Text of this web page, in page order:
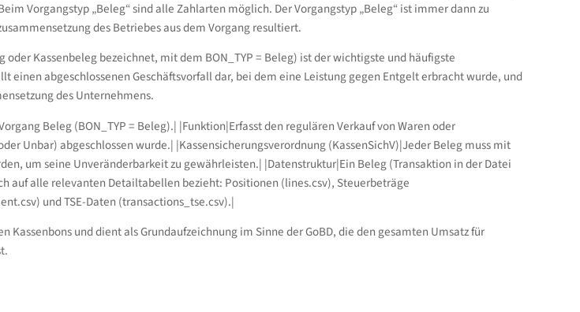
Vorgangstyp „Beleg“ sind alle Zahlarten möglich. Der Vorgangstyp „Beleg“ ist immer dann zu
des Betriebes aus dem Vorgang resultiert.
oder Kassenbeleg bezeichnet, mit dem BON_TYP = Beleg) ist der wichtigste und häufigste
einen abgeschlossenen Geschäftsvorfall dar, bei dem eine Leistung gegen Entgelt erbracht wurde, und
des Unternehmens.
Beleg (BON_TYP = Beleg).| |Funktion|Erfasst den regulären Verkauf von Waren oder
Unbar) abgeschlossen wurde.| |Kassensicherungsverordnung (KassenSichV)|Jeder Beleg muss mit
um seine Unveränderbarkeit zu gewährleisten.| |Datenstruktur|Ein Beleg (Transaktion in der Datei
auf alle relevanten Detailtabellen bezieht: Positionen (lines.csv), Steuerbeträge
und TSE-Daten (transactions_tse.csv).|
Kassenbons und dient als Grundaufzeichnung im Sinne der GoBD, die den gesamten Umsatz für